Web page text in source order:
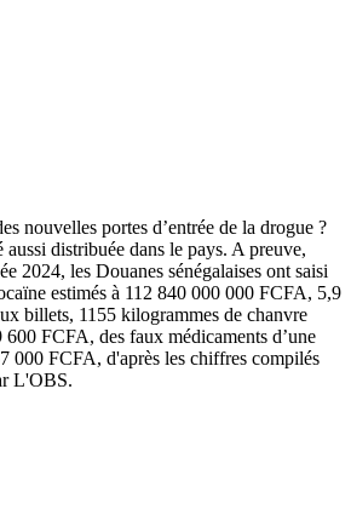
nouvelles portes d’entrée de la drogue ?
aussi distribuée dans le pays. A preuve,
2024, les Douanes sénégalaises ont saisi
estimés à 112 840 000 000 FCFA, 5,9
billets, 1155 kilogrammes de chanvre
FCFA, des faux médicaments d’une
000 FCFA, d'après les chiffres compilés
L'OBS.